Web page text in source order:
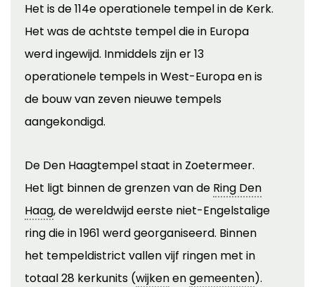
Het is de 114e operationele tempel in de Kerk.
Het was de achtste tempel die in Europa
werd ingewijd. Inmiddels zijn er 13
operationele tempels in West-Europa en is
de bouw van zeven nieuwe tempels
aangekondigd.
De Den Haagtempel staat in Zoetermeer.
Het ligt binnen de grenzen van de Ring Den
Haag, de wereldwijd eerste niet-Engelstalige
ring die in 1961 werd georganiseerd. Binnen
het tempeldistrict vallen vijf ringen met in
totaal 28 kerkunits (wijkenengemeenten).